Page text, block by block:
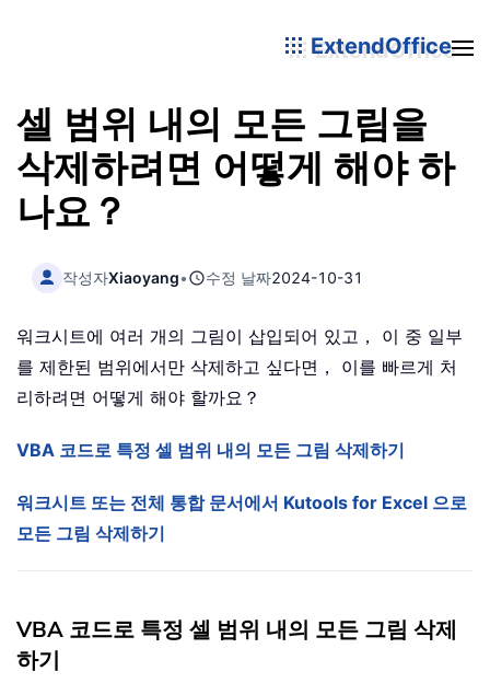
ExtendOffice
셀 범위 내의 모든 그림을
삭제하려면 어떻게 해야 하
나요？
작성자Xiaoyang• 수정 날짜2024-10-31
워크시트에 여러 개의 그림이 삽입되어 있고， 이 중 일부
를 제한된 범위에서만 삭제하고 싶다면， 이를 빠르게 처
리하려면 어떻게 해야 할까요？
VBA 코드로 특정 셀 범위 내의 모든 그림 삭제하기
워크시트 또는 전체 통합 문서에서 Kutools for Excel 으로
모든 그림 삭제하기
VBA 코드로 특정 셀 범위 내의 모든 그림 삭제
하기